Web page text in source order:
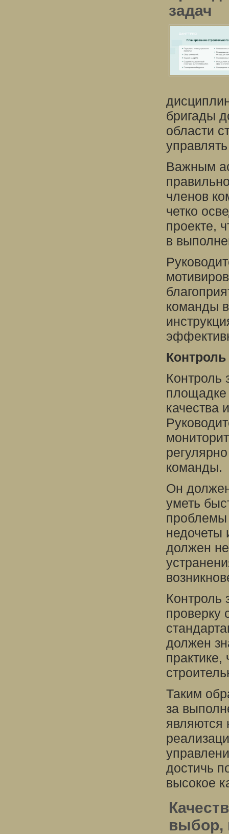
задач
бригады
области
Важным
членов
четко
проекте,
в
команды
Контроль
площадке
качества
команды.
Он
уметь
проблемы
недочеты
должен
Контроль
проверку
должен
практике,
Таким
за
являются
достичь
высокое
выбор,